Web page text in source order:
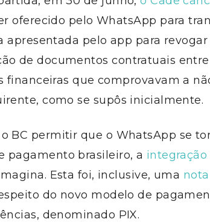
oferecido pelo WhatsApp para
apresentada pelo app para
de documentos contratuais
financeiras que comprovavam a
como se supôs inicialmente.
BC permitir que o WhatsApp se
pagamento brasileiro, a integração
Esta foi, inclusive, uma
do novo modelo de
denominado PIX.